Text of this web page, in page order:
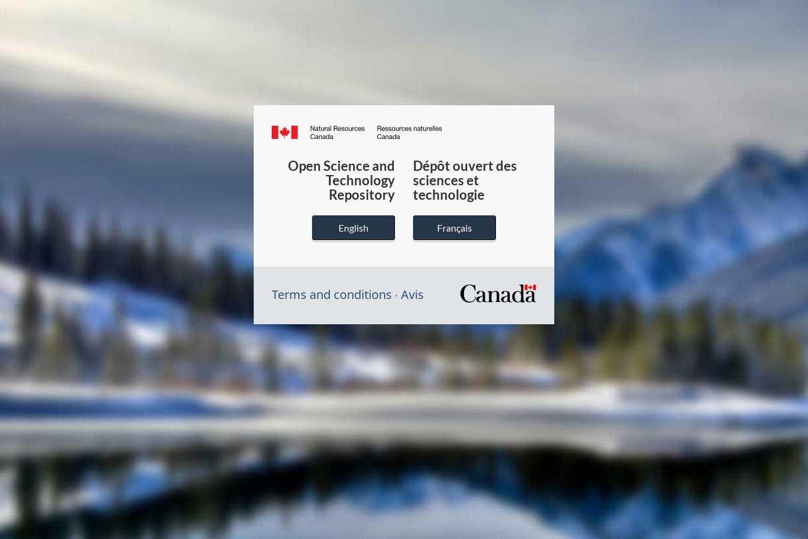
Canada.ca
du
Canada
Open Science and
Technology
Repository
English
Dépôt ouvert des
sciences et
technologie
Français
Terms and conditions Avis
/
gouvernement
du
Canada